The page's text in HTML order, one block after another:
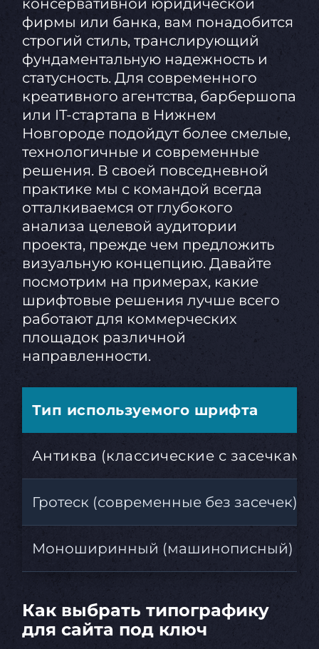
консервативной юридической
фирмы или банка, вам понадобится
строгий стиль, транслирующий
фундаментальную надежность и
статусность. Для современного
креативного агентства, барбершопа
или IT-стартапа в Нижнем
Новгороде подойдут более смелые,
технологичные и современные
решения. В своей повседневной
практике мы с командой всегда
отталкиваемся от глубокого
анализа целевой аудитории
проекта, прежде чем предложить
визуальную концепцию. Давайте
посмотрим на примерах, какие
шрифтовые решения лучше всего
работают для коммерческих
площадок различной
направленности.
Тип используемого шрифта
Антиква (классические с засечками)
Гротеск (современные без засечек)
Моноширинный (машинописный)
Как выбрать типографику
для сайта под ключ